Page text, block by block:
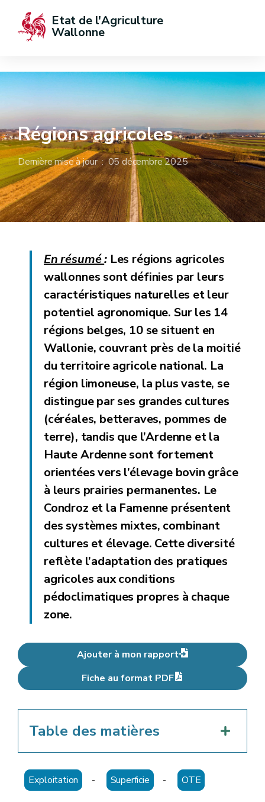
Etat de l'Agriculture
Wallonne
Régions agricoles
Dernière mise à jour : 05 décembre 2025
En résumé: Les régions agricoles
wallonnes sont définies par leurs
caractéristiques naturelles et leur
potentiel agronomique. Sur les 14
régions belges, 10 se situent en
Wallonie, couvrant près de la moitié
du territoire agricole national. La
région limoneuse, la plus vaste, se
distingue par ses grandes cultures
(céréales, betteraves, pommes de
terre), tandis que l’Ardenne et la
Haute Ardenne sont fortement
orientées vers l’élevage bovin grâce
à leurs prairies permanentes. Le
Condroz et la Famenne présentent
des systèmes mixtes, combinant
cultures et élevage. Cette diversité
reflète l’adaptation des pratiques
agricoles aux conditions
pédoclimatiques propres à chaque
zone.
Ajouter à mon rapport
Fiche au format PDF
Table des matières
Exploitation - Superficie - OTE